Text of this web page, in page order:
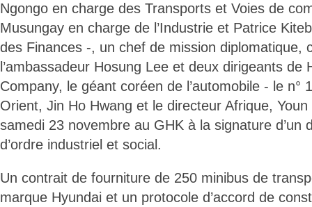
Ngongo en charge des Transports et Voies de
Musungay en charge de l’Industrie et Patrice
des Finances -, un chef de mission diplomatique,
l’ambassadeur Hosung Lee et deux dirigeants de
Company, le géant coréen de l’automobile - le n°
Orient, Jin Ho Hwang et le directeur Afrique,
samedi 23 novembre au GHK à la signature d’un
d’ordre industriel et social.
Un contrait de fourniture de 250 minibus de
marque Hyundai et un protocole d’accord de